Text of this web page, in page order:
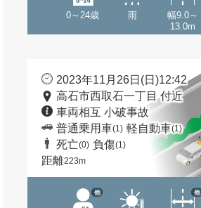
0～24歳 雨
幅9.0～
13.0m
2023年11月26日(日)12:42
高石市西取石一丁目 付近
車両相互 小破事故
普通乗用車(1) 軽自動車(1)
死亡(0) 負傷(1)
距離223m
他 他